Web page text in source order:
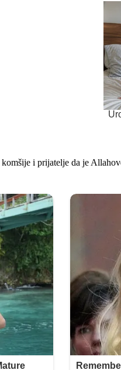
i prijatelje da je